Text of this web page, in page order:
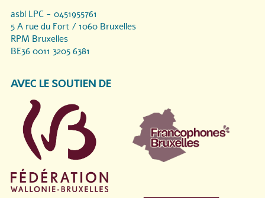
asbl LPC - 0451955761
5 A rue du Fort / 1060 Bruxelles
RPM Bruxelles
BE36 0011 3205 6381
AVEC LE SOUTIEN DE